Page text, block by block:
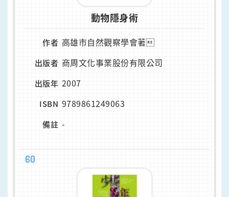
動物隱身術
作者 高雄市自然觀察學會著
出版者 商周文化事業股份有限公司
出版年 2007
ISBN 9789861249063
備註 -
60